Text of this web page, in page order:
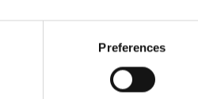
Preferences